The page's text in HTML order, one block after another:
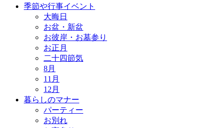
季節や行事イベント
大晦日
お盆・新盆
お彼岸・お墓参り
お正月
二十四節気
8月
11月
12月
暮らしのマナー
パーティー
お別れ